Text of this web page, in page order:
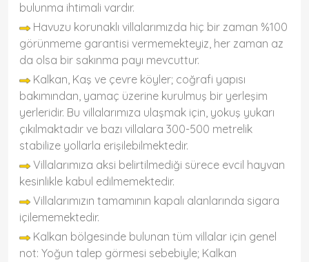
bulunma ihtimali vardır.
Havuzu korunaklı villalarımızda hiç bir zaman %100
görünmeme garantisi vermemekteyiz, her zaman az
da olsa bir sakınma payı mevcuttur.
Kalkan, Kaş ve çevre köyler; coğrafi yapısı
bakımından, yamaç üzerine kurulmuş bir yerleşim
yerleridir. Bu villalarımıza ulaşmak için, yokuş yukarı
çıkılmaktadır ve bazı villalara 300-500 metrelik
stabilize yollarla erişilebilmektedir.
Villalarımıza aksi belirtilmediği sürece evcil hayvan
kesinlikle kabul edilmemektedir.
Villalarımızın tamamının kapalı alanlarında sigara
içilememektedir.
Kalkan bölgesinde bulunan tüm villalar için genel
not: Yoğun talep görmesi sebebiyle; Kalkan